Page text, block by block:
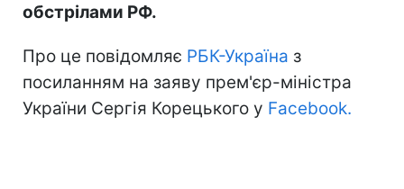
обстрілами РФ.
Про це повідомляє РБК-Україна з
посиланням на заяву прем'єр-міністра
України Сергія Корецького у Facebook.